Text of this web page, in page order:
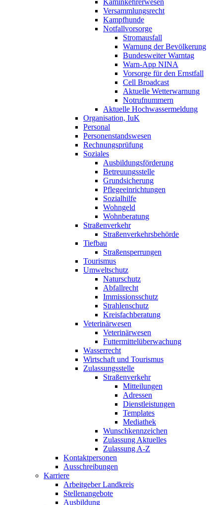
Kaminkehrerwesen
Versammlungsrecht
Kampfhunde
Notfallvorsorge
Stromausfall
Warnung der Bevölkerung
Bundesweiter Warntag
Warn-App NINA
Vorsorge für den Ernstfall
Cell Broadcast
Aktuelle Wetterwarnung
Notrufnummern
Aktuelle Hochwassermeldung
Organisation, IuK
Personal
Personenstandswesen
Rechnungsprüfung
Soziales
Ausbildungsförderung
Betreuungsstelle
Grundsicherung
Pflegeeinrichtungen
Sozialhilfe
Wohngeld
Wohnberatung
Straßenverkehr
Straßenverkehrsbehörde
Tiefbau
Straßensperrungen
Tourismus
Umweltschutz
Naturschutz
Abfallrecht
Immissionsschutz
Strahlenschutz
Kreisfachberatung
Veterinärwesen
Veterinärwesen
Futtermittelüberwachung
Wasserrecht
Wirtschaft und Tourismus
Zulassungsstelle
Straßenverkehr
Mitteilungen
Adressen
Dienstleistungen
Templates
Mediathek
Wunschkennzeichen
Zulassung Aktuelles
Zulassung A-Z
Kontaktpersonen
Ausschreibungen
Karriere
Arbeitgeber Landkreis
Stellenangebote
Ausbildung